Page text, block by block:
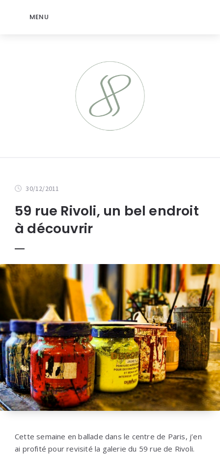
MENU
30/12/2011
59 rue Rivoli, un bel endroit
à découvrir
Cette semaine en ballade dans le centre de Paris, j’en
ai profité pour revisité la galerie du 59 rue de Rivoli.